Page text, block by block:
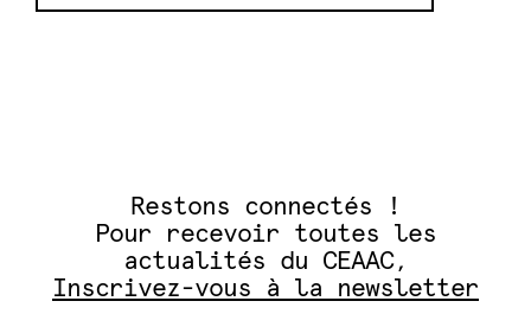
Restons connectés !
Pour recevoir toutes les
actualités du CEAAC,
Inscrivez-vous à la newsletter